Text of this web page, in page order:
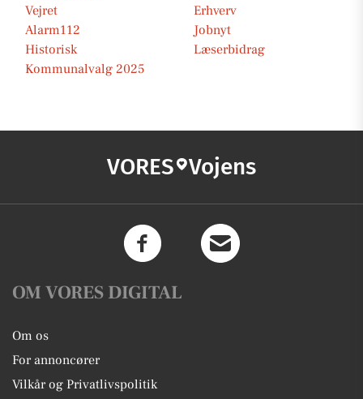
Vejret
Erhverv
Alarm112
Jobnyt
Historisk
Læserbidrag
Kommunalvalg 2025
VORES Vojens
OM VORES DIGITAL
Om os
For annoncører
Vilkår og Privatlivspolitik